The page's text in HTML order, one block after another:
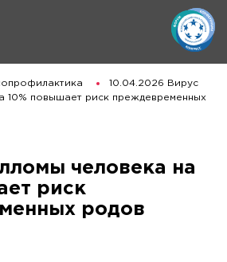
10.04.2026 Вирус
10% повышает риск преждевременных
человека на
риск
родов